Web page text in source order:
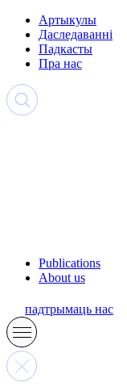
Артыкулы
Даследаванні
Падкасты
Пра нас
Publications
About us
падтрымаць нас